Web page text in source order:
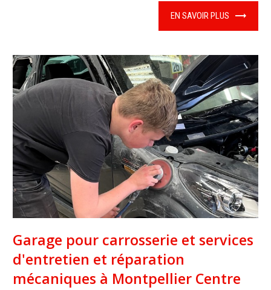
EN SAVOIR PLUS
Garage pour carrosserie et services
d'entretien et réparation
mécaniques à Montpellier Centre